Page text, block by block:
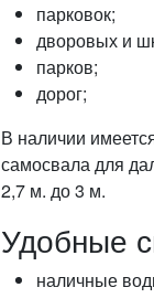
парковок;
дворовых и
парков;
дорог;
В наличии
самосвала для
2,7 м. до 3 м.
Удобные
наличные